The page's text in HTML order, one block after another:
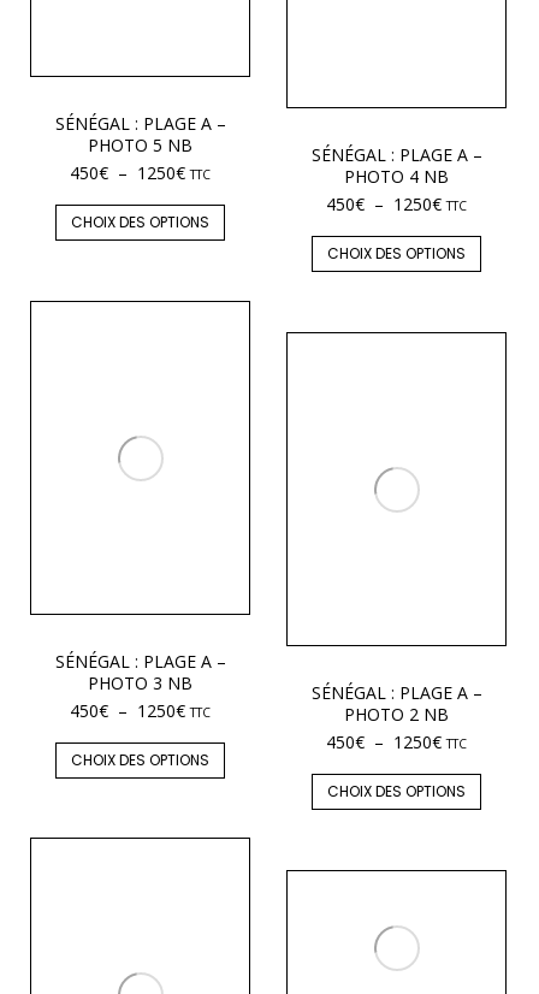
SÉNÉGAL : PLAGE A –
PHOTO 5 NB
450€ – 1250€ TTC
CHOIX DES OPTIONS
SÉNÉGAL : PLAGE A –
PHOTO 4 NB
450€ – 1250€ TTC
CHOIX DES OPTIONS
SÉNÉGAL : PLAGE A –
PHOTO 3 NB
450€ – 1250€ TTC
CHOIX DES OPTIONS
SÉNÉGAL : PLAGE A –
PHOTO 2 NB
450€ – 1250€ TTC
CHOIX DES OPTIONS